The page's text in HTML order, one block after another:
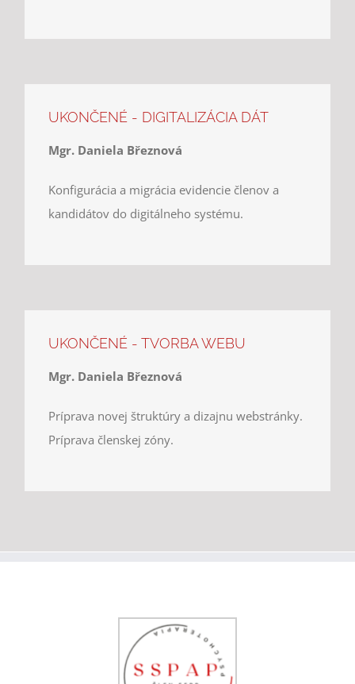
UKONČENÉ - DIGITALIZÁCIA DÁT
Mgr. Daniela Březnová
Konfigurácia a migrácia evidencie členov a
kandidátov do digitálneho systému.
UKONČENÉ - TVORBA WEBU
Mgr. Daniela Březnová
Príprava novej štruktúry a dizajnu webstránky.
Príprava členskej zóny.